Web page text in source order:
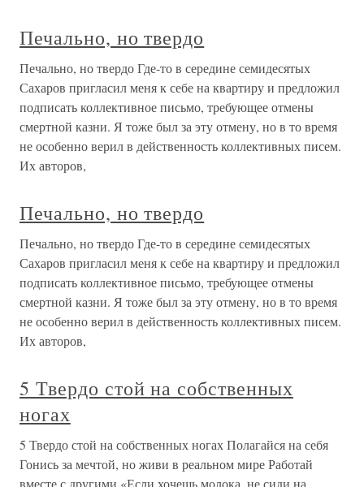
Печально, но твердо
Печально, но твердо Где-то в середине семидесятых
Сахаров пригласил меня к себе на квартиру и предложил
подписать коллективное письмо, требующее отмены
смертной казни. Я тоже был за эту отмену, но в то время
не особенно верил в действенность коллективных писем.
Их авторов,
Печально, но твердо
Печально, но твердо Где-то в середине семидесятых
Сахаров пригласил меня к себе на квартиру и предложил
подписать коллективное письмо, требующее отмены
смертной казни. Я тоже был за эту отмену, но в то время
не особенно верил в действенность коллективных писем.
Их авторов,
5 Твердо стой на собственных
ногах
5 Твердо стой на собственных ногах Полагайся на себя
Гонись за мечтой, но живи в реальном мире Работай
вместе с другими «Если хочешь молока, не сиди на